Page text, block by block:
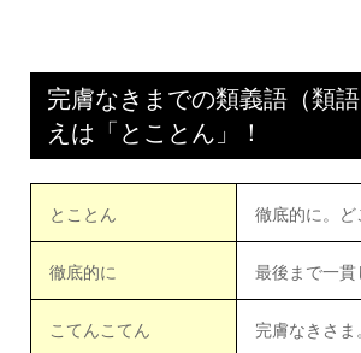
完膚なきまでの類義語（類
えは「とことん」！
とことん 徹底的に。ど
徹底的に 最後まで一貫
こてんこてん 完膚なきさま